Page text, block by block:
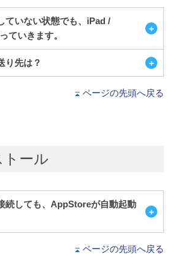
ていない状態でも、iPad /
ていきます。
り先は？
ページの先頭へ戻る
トール
続しても、AppStoreが自動起動
ページの先頭へ戻る